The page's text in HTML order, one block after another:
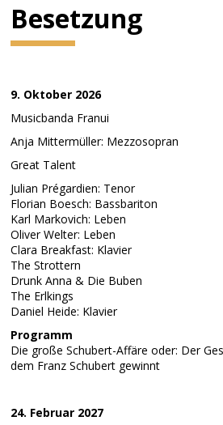
Besetzung
9. Oktober 2026
Musicbanda Franui
Anja Mittermüller: Mezzosopran
Great Talent
Julian Prégardien: Tenor
Florian Boesch: Bassbariton
Karl Markovich: Leben
Oliver Welter: Leben
Clara Breakfast: Klavier
The Strottern
Drunk Anna & Die Buben
The Erlkings
Daniel Heide: Klavier
Programm
Die große Schubert-Affäre oder: Der
dem Franz Schubert gewinnt
24. Februar 2027